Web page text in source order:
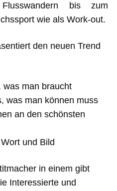
bis zum
wie als Work‐out.
den neuen Trend
was man braucht
was man können muss
an den schönsten
und Bild
in einem gibt
Interessierte und